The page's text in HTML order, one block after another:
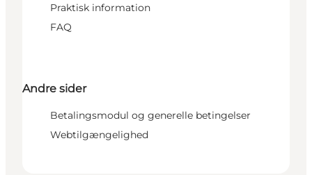
Praktisk information
FAQ
Andre sider
Betalingsmodul og generelle betingelser
Webtilgængelighed